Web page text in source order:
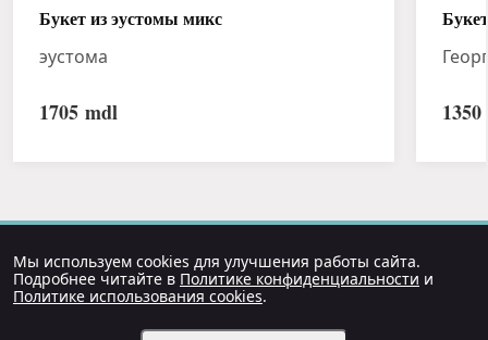
Букет из эустомы микс
эустома
1705 mdl 1350
Мы используем cookies для улучшения работы сайта.
Подробнее читайте в Политике конфиденциальности и
Политике использования cookies.